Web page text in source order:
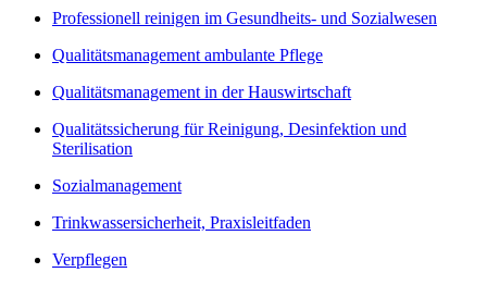
Professionell reinigen im Gesundheits- und Sozialwesen
Qualitätsmanagement ambulante Pflege
Qualitätsmanagement in der Hauswirtschaft
Qualitätssicherung für Reinigung, Desinfektion und
Sterilisation
Sozialmanagement
Trinkwassersicherheit, Praxisleitfaden
Verpflegen